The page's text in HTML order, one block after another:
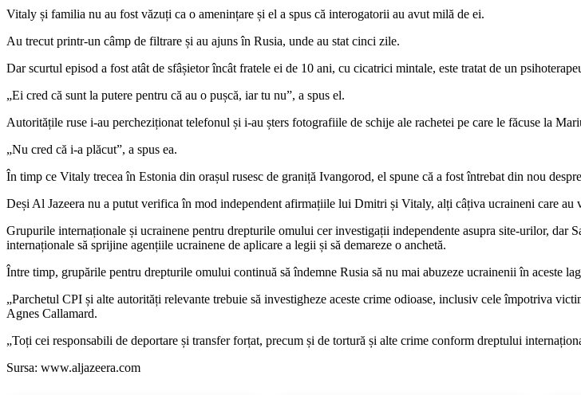
Vitaly și familia nu au fost văzuți ca o amenințare și el a spus că interogatorii au avut milă de ei.
Au trecut printr-un câmp de filtrare și au ajuns în Rusia, unde au stat cinci zile.
Dar scurtul episod a fost atât de sfâșietor încât fratele ei de 10 ani, cu cicatrici mintale, este tratat de un
„Ei cred că sunt la putere pentru că au o pușcă, iar tu nu”, a spus el.
Autoritățile ruse i-au percheziționat telefonul și i-au șters fotografiile de schije ale rachetei pe care le făcuse la
„Nu cred că i-a plăcut”, a spus ea.
În timp ce Vitaly trecea în Estonia din orașul rusesc de graniță Ivangorod, el spune că a fost întrebat din nou
Deși Al Jazeera nu a putut verifica în mod independent afirmațiile lui Dmitri și Vitaly, alți câțiva ucraineni care
Grupurile internaționale și ucrainene pentru drepturile omului cer investigații independente asupra site-urilor, dar
internaționale să sprijine agențiile ucrainene de aplicare a legii și să demareze o anchetă.
Între timp, grupările pentru drepturile omului continuă să îndemne Rusia să nu mai abuzeze ucrainenii în aceste
„Parchetul CPI și alte autorități relevante trebuie să investigheze aceste crime odioase, inclusiv cele împotriva
Agnes Callamard.
„Toți cei responsabili de deportare și transfer forțat, precum și de tortură și alte crime conform dreptului
Sursa: www.aljazeera.com